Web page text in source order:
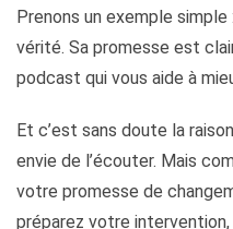
Prenons un exemple
vérité. Sa promesse est
podcast qui vous aide à
Et c’est sans doute la
envie de l’écouter. Mais
votre promesse de
préparez votre